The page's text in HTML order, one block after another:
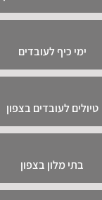
ימי כיף לעובדים
טיולים לעובדים בצפון
בתי מלון בצפון